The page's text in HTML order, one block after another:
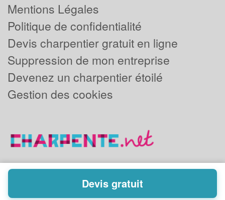
Mentions Légales
Politique de confidentialité
Devis charpentier gratuit en ligne
Suppression de mon entreprise
Devenez un charpentier étoilé
Gestion des cookies
Powered byPlus que pro
Devis gratuit